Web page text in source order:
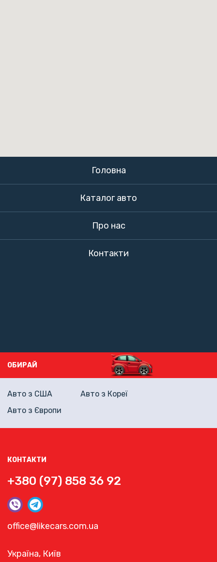
Головна
Каталог авто
Про нас
Контакти
КОНТАКТИ
+380 (97) 858 36 92
office@likecars.com.ua
Україна, Київ
ОБИРАЙ
Авто з США
Авто з Кореї
Авто з Європи